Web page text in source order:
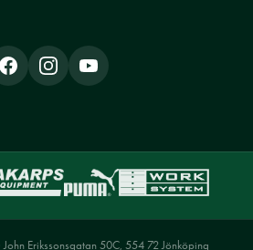
Erikssonsgatan 50C, 554 72 Jönköping